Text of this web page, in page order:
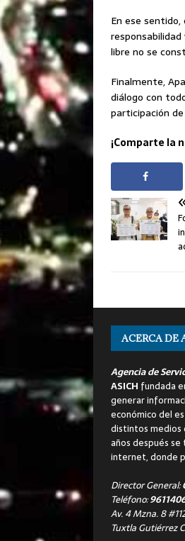
En ese
libre no se
Finalmente,
diálogo con
participación
¡Comparte la
ACERCA DE
Agencia de
ASICH fundada
generar
económico del
distintos medios
años después
internet, donde
Director General:
Teléfono:
Av. 4 Mzna. 8
Tuxtla Gutiérrez